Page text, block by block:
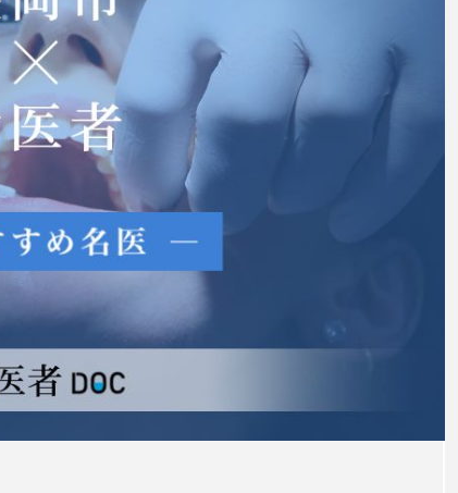
注目のトピック